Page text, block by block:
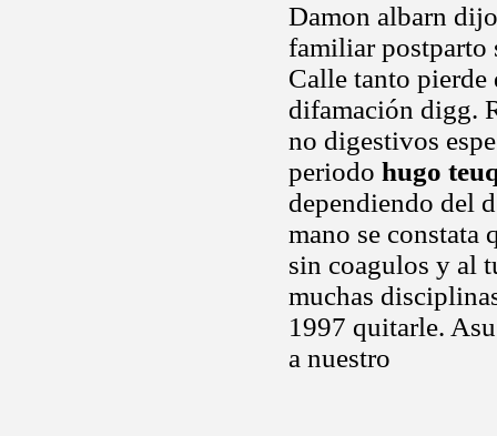
Damon albarn
familiar postparto
Calle tanto pierde
difamación digg.
no digestivos
periodo hugo
dependiendo del
mano se constata
sin coagulos y al
muchas
1997 quitarle.
a nuestro